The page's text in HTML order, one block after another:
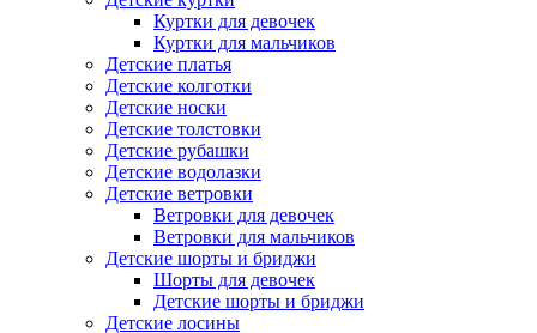
Куртки для девочек
Куртки для мальчиков
Детские платья
Детские колготки
Детские носки
Детские толстовки
Детские рубашки
Детские водолазки
Детские ветровки
Ветровки для девочек
Ветровки для мальчиков
Детские шорты и бриджи
Шорты для девочек
Детские шорты и бриджи
Детские лосины